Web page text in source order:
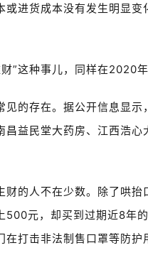
或进货成本没有发生明显
”这种事儿，同样在2020
见的存在。据公开信息显
昌益民堂大药房、江西浩
财的人不在少数。除了哄
500元，却买到过期近8年
打击非法制售口罩等防